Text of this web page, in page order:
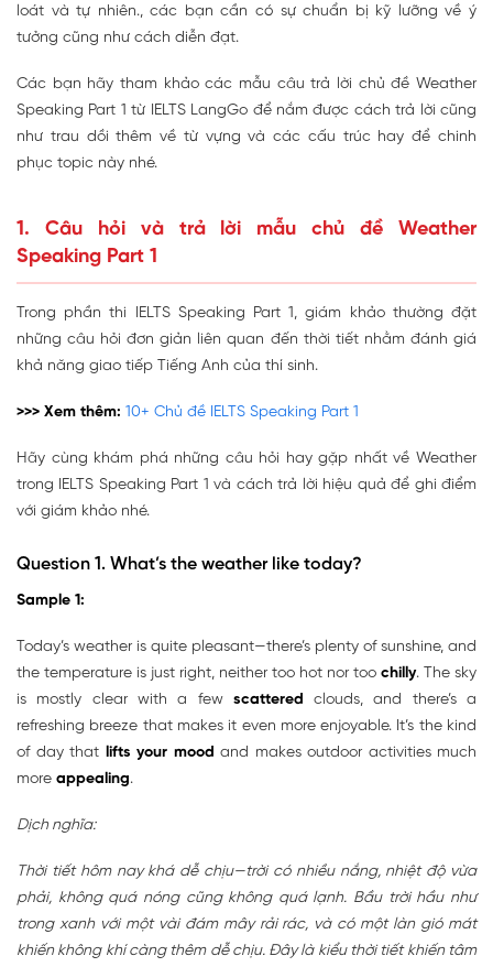
loát và tự nhiên., các bạn cần có sự chuẩn bị kỹ lưỡng về ý
tưởng cũng như cách diễn đạt.
Các bạn hãy tham khảo các mẫu câu trả lời chủ đề Weather
Speaking Part 1 từ IELTS LangGo để nắm được cách trả lời cũng
như trau dồi thêm về từ vựng và các cấu trúc hay để chinh
phục topic này nhé.
1. Câu hỏi và trả lời mẫu chủ đề Weather
Speaking Part 1
Trong phần thi IELTS Speaking Part 1, giám khảo thường đặt
những câu hỏi đơn giản liên quan đến thời tiết nhằm đánh giá
khả năng giao tiếp Tiếng Anh của thí sinh.
>>> Xem thêm: 10+ Chủ đề IELTS Speaking Part 1
Hãy cùng khám phá những câu hỏi hay gặp nhất về Weather
trong IELTS Speaking Part 1 và cách trả lời hiệu quả để ghi điểm
với giám khảo nhé.
Question 1. What’s the weather like today?
Sample 1:
Today’s weather is quite pleasant—there’s plenty of sunshine, and
the temperature is just right, neither too hot nor too chilly. The sky
is mostly clear with a few scattered clouds, and there’s a
refreshing breeze that makes it even more enjoyable. It’s the kind
of day that lifts your mood and makes outdoor activities much
more appealing.
Dịch nghĩa:
Thời tiết hôm nay khá dễ chịu—trời có nhiều nắng, nhiệt độ vừa
phải, không quá nóng cũng không quá lạnh. Bầu trời hầu như
trong xanh với một vài đám mây rải rác, và có một làn gió mát
khiến không khí càng thêm dễ chịu. Đây là kiểu thời tiết khiến tâm